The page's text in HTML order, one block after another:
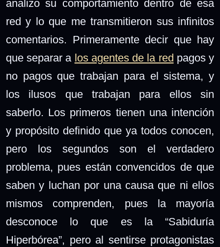
analizo su comportamiento dentro de esa
red y lo que me transmitieron sus infinitos
comentarios. Primeramente decir que hay
que separar a los agentes de la red pagos y
no pagos que trabajan para el sistema, y
los ilusos que trabajan para ellos sin
saberlo. Los primeros tienen una intención
y propósito definido que ya todos conocen,
pero los segundos son el verdadero
problema, pues están convencidos de que
saben y luchan por una causa que ni ellos
mismos comprenden, pues la mayoría
desconoce lo que es la “Sabiduría
Hiperbórea”, pero al sentirse protagonistas